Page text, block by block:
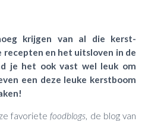
krijgen van al die kerst-
recepten en het uitsloven in de
je het ook vast wel leuk om
een deze leuke kerstboom
favorietefoodblogs, de blog van